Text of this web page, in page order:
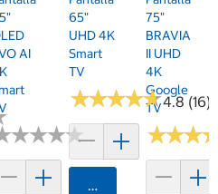
AI
★★★★
★★★★
65"
UHD 4K
Smart
TV
★★★★★
★★★★★4.8 (16)
Agregar
75"
BRAVIA
II UHD
4K
Google
TV
★★★
★★★